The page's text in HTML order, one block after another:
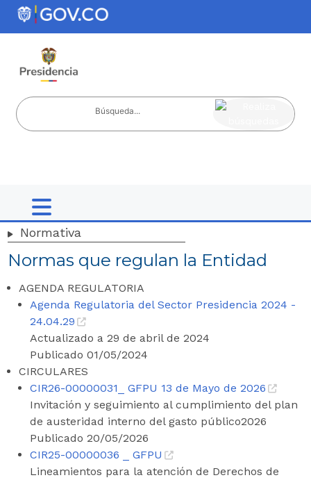
Nota:
este
incluye
sistema
Normativa
Normas que regulan la Entidad
AGENDA REGULATORIA
Agenda Regulatoria del Sector Presidencia 2024 -
24.04.29
Actualizado a 29 de abril de 2024
Publicado 01/05/2024
CIRCULARES
CIR26-00000031_ GFPU 13 de Mayo de 2026
Invitación y seguimiento al cumplimiento del plan
de austeridad interno del gasto público2026
Publicado 20/05/2026
CIR25-00000036 _ GFPU
Lineamientos para la atención de Derechos de